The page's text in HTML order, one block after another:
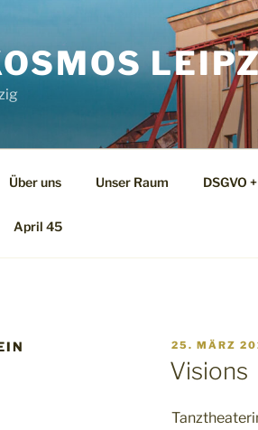
Über uns Unser Raum DSGVO
April 45
AM
25. MÄRZ
Visions